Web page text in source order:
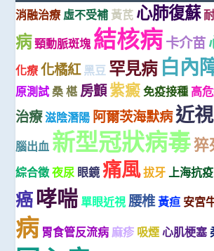
消融治療 虛不受補 黃芪 心肺復蘇
病頸動脈斑塊 結核病卡介苗
化療 化橘紅 黑豆 罕見病 白內
原測試桑 椹 房顫紫癜 免疫接種 高
治療滋陰潛陽 阿爾茨海默病近視
腦出血 新型冠狀病毒猝
綜合徵夜尿 眼鏡痛風拔牙 上海抗疫
癌哮喘 單眼近視 腰椎黃疸 安宮
病 胃食管反流病 麻疹 吸煙 心肌梗塞